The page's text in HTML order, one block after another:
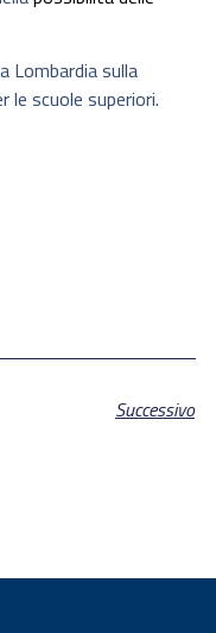
Lombardia sulla
le scuole superiori.
Successivo